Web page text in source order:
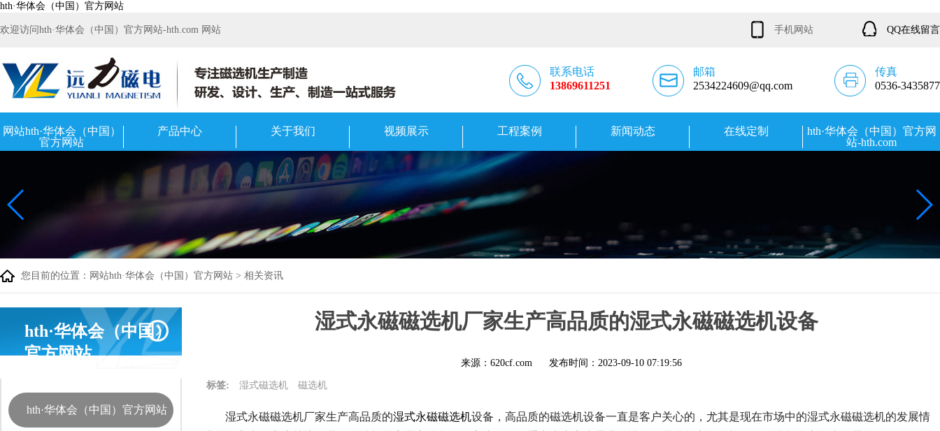
hth·华体会（中国）官方网站
欢迎访问hth·华体会（中国）官方网站-hth.com 网站 手机网站 QQ在线留言
联系电话
13869611251
邮箱
2534224609@qq.com
传真
0536-3435877
网站hth·华体会（中国）
官方网站
产品中心 关于我们 视频展示 工程案例 新闻动态 在线定制
hth·华体会（中国）官方网
站-hth.com
您目前的位置： 网站hth·华体会（中国）官方网站 > 相关资讯
hth·华体会（中国）
官方网站
hth·华体会（中国）官方网站
湿式永磁磁选机厂家生产高品质的湿式永磁磁选机设备
来源：620cf.com 发布时间： 2023-09-10 07:19:56
标签: 湿式磁选机 磁选机
湿式永磁磁选机厂家生产高品质的湿式永磁磁选机设备，高品质的磁选机设备一直是客户关心的，尤其是现在市场中的湿式永磁磁选机的发展情